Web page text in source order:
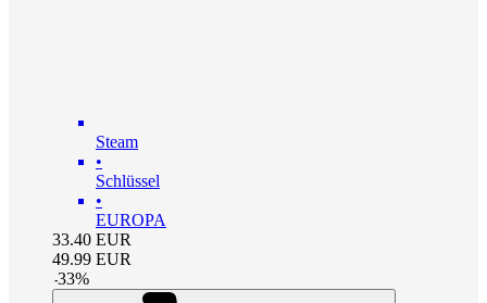
Steam
•
Schlüssel
•
EUROPA
33.40 EUR
49.99 EUR
-33%